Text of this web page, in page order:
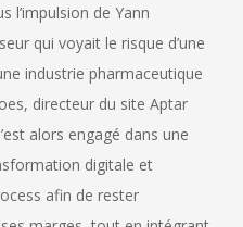
l’impulsion de Yann
qui voyait le risque d’une
industrie pharmaceutique
directeur du site Aptar
alors engagé dans une
digitale et
afin de rester